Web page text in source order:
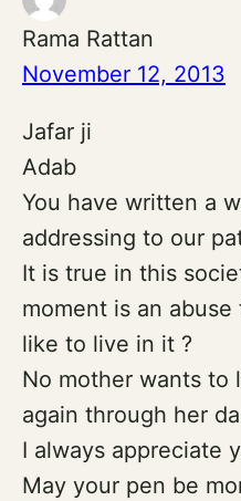
Rama Rattan
November 12, 2013
Jafar ji
Adab
You have written a
addressing to our
It is true in this
moment is an
like to live in it ?
No mother wants to
again through her
I always appreciate
May your pen be